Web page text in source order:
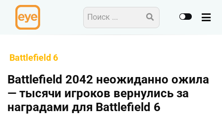
Battlefield 6
Battlefield 2042 неожиданно ожила
— тысячи игроков вернулись за
наградами для Battlefield 6